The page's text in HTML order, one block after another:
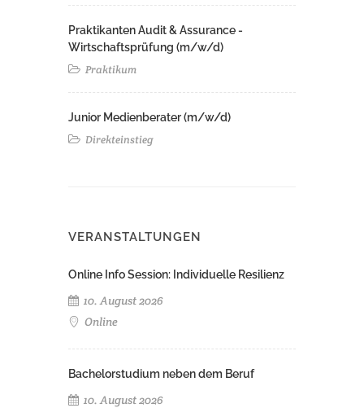
Praktikanten Audit & Assurance -
Wirtschaftsprüfung (m/w/d)
Praktikum
Junior Medienberater (m/w/d)
Direkteinstieg
VERANSTALTUNGEN
Online Info Session: Individuelle Resilienz
10. August 2026
Online
Bachelorstudium neben dem Beruf
10. August 2026